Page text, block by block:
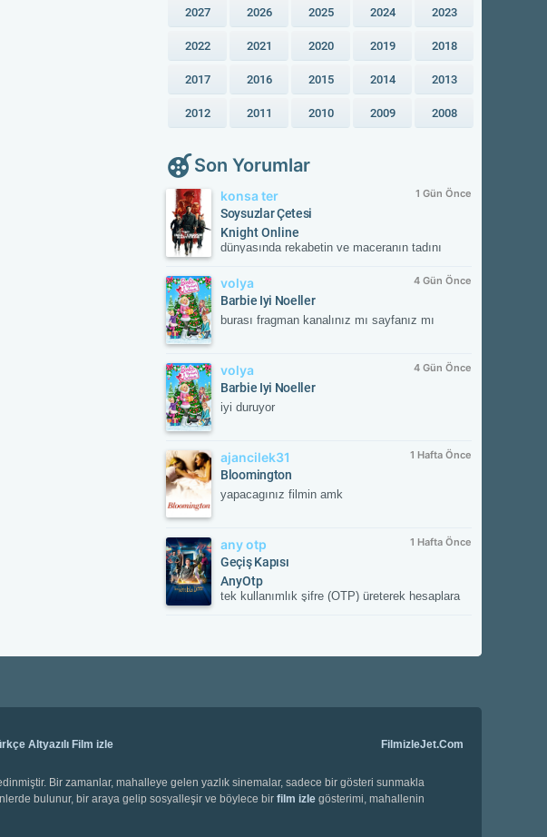
2027 2026 2025 2024 2023
2022 2021 2020 2019 2018
2017 2016 2015 2014 2013
2012 2011 2010 2009 2008
Son Yorumlar
konsa ter 1 Gün Önce
Soysuzlar Çetesi
Knight Online
dünyasında rekabetin ve maceranın tadını
kesintisiz oyun deneyimiyle savaşın
merkezinde yerini al. Güncel gelişmeleri takip
etmek ve resmi içeriklere ulaşmak için
NTTGame platformunu ziyaret edebilir,
volya 4 Gün Önce
Barbie Iyi Noeller
burası fragman kanalınız mı sayfanız mı
volya 4 Gün Önce
Barbie Iyi Noeller
iyi duruyor
ajancilek31 1 Hafta Önce
Bloomington
yapacagınız filmin amk
any otp 1 Hafta Önce
Geçiş Kapısı
AnyOtp
tek kullanımlık şifre (OTP) üreterek hesaplara
oluşturduğu süreli doğrulama kodunu ister;
Altyazılı Film izle FilmizleJet.Com
Bir zamanlar, mahalleye gelen yazlık sinemalar, sadece bir gösteri sunmakla
bulunur, bir araya gelip sosyalleşir ve böylece bir film izle gösterimi, mahallenin